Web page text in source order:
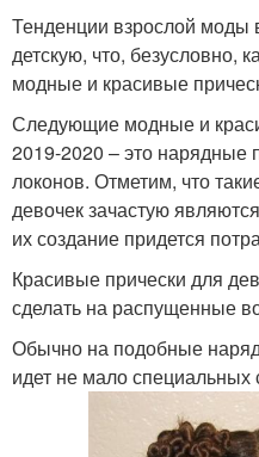
Тенденции взрослой моды
детскую, что, безусловно,
модные и красивые
Следующие модные и
2019-2020 – это нарядные
локонов. Отметим, что
девочек зачастую
их создание придется
Красивые прически для
сделать на распущенные
Обычно на подобные
идет не мало специальных